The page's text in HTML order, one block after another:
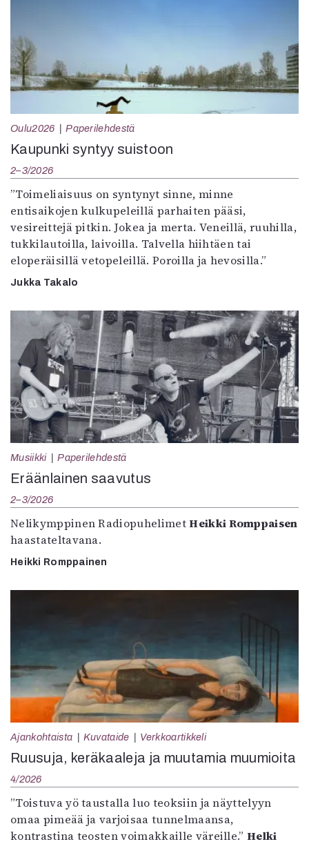
Oulu2026 Paperilehdestä
Kaupunki syntyy suistoon
2–3/2026
”Toimeliaisuus on syntynyt sinne, minne
entisaikojen kulkupeleillä parhaiten pääsi,
vesireittejä pitkin. Jokea ja merta. Veneillä, ruuhilla,
tukkilautoilla, laivoilla. Talvella hiihtäen tai
eloperäisillä vetopeleillä. Poroilla ja hevosilla.”
Jukka Takalo
Musiikki Paperilehdestä
Eräänlainen saavutus
2–3/2026
Nelikymppinen RadiopuhelimetHeikki Romppaisen
haastateltavana.
Heikki Romppainen
Ajankohtaista Kuvataide Verkkoartikkeli
Ruusuja, keräkaaleja ja muutamia muumioita
4/2026
”Toistuva yö taustalla luo teoksiin ja näyttelyyn
omaa pimeää ja varjoisaa tunnelmaansa,
kontrastina teosten voimakkaille väreille.”Helki